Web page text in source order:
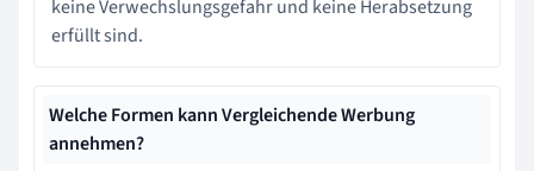
keine Verwechslungsgefahr und keine Herabsetzung
erfüllt sind.
Welche Formen kann Vergleichende Werbung
annehmen?